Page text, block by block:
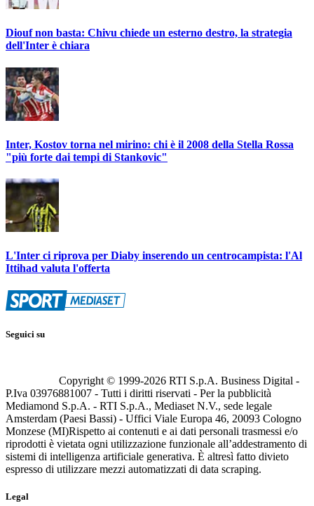
Diouf non basta: Chivu chiede un esterno destro, la strategia
dell'Inter è chiara
Inter, Kostov torna nel mirino: chi è il 2008 della Stella Rossa
"più forte dai tempi di Stankovic"
L'Inter ci riprova per Diaby inserendo un centrocampista: l'Al
Ittihad valuta l'offerta
Seguici su
Copyright © 1999-2026 RTI S.p.A. Business Digital -
P.Iva 03976881007 - Tutti i diritti riservati - Per la pubblicità
Mediamond S.p.A. - RTI S.p.A., Mediaset N.V., sede legale
Amsterdam (Paesi Bassi) - Uffici Viale Europa 46, 20093 Cologno
Monzese (MI)Rispetto ai contenuti e ai dati personali trasmessi e/o
riprodotti è vietata ogni utilizzazione funzionale all’addestramento di
sistemi di intelligenza artificiale generativa. È altresì fatto divieto
espresso di utilizzare mezzi automatizzati di data scraping.
Legal